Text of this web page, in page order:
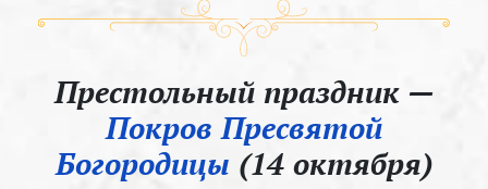
Престольный праздник —
Покров Пресвятой
Богородицы (14 октября)